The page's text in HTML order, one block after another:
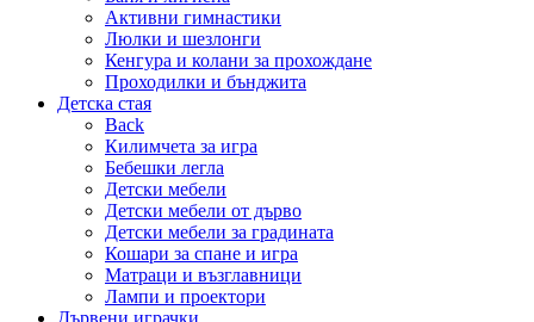
Активни гимнастики
Люлки и шезлонги
Кенгура и колани за прохождане
Проходилки и бънджита
Детска стая
Back
Килимчета за игра
Бебешки легла
Детски мебели
Детски мебели от дърво
Детски мебели за градината
Кошари за спане и игра
Матраци и възглавници
Лампи и проектори